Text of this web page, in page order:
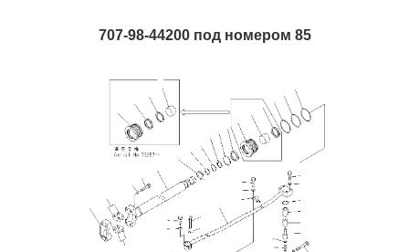
707-98-44200 под номером 85